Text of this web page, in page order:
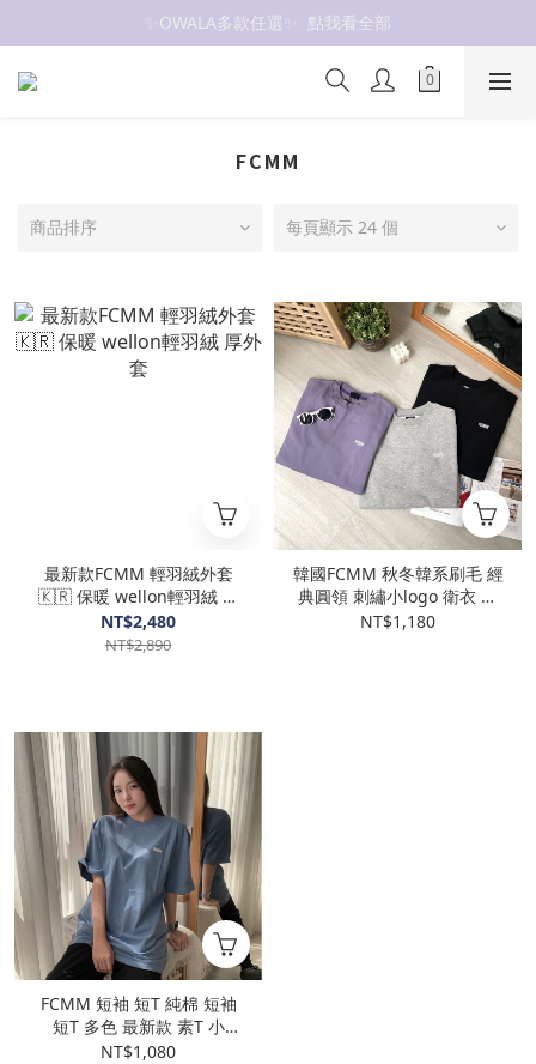
抗UV 50+防曬外套 $299🧊🧊
✨OWALA多款任選✨  點我看全部
抗UV 50+防曬外套 $299🧊🧊
FCMM
商品排序 每頁顯示 24 個
最新款FCMM 輕羽絨外套
🇰🇷 保暖 wellon輕羽絨 厚
外套
NT$2,480
NT$2,890
韓國FCMM 秋冬韓系刷毛 經
典圓領 刺繡小logo 衛衣 長
袖
NT$1,180
FCMM 短袖 短T 純棉 短袖
短T 多色 最新款 素T 小
LOGO韓國代購
NT$1,080